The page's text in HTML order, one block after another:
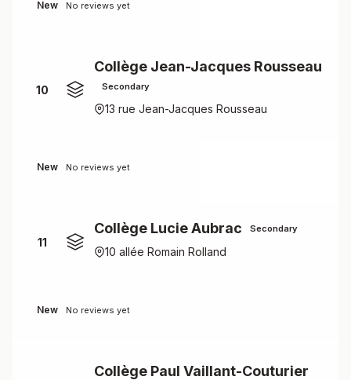
New No reviews yet
10
Collège Jean-Jacques Rousseau
Secondary
13 rue Jean-Jacques Rousseau
New No reviews yet
11
Collège Lucie Aubrac Secondary
10 allée Romain Rolland
New No reviews yet
Collège Paul Vaillant-Couturier